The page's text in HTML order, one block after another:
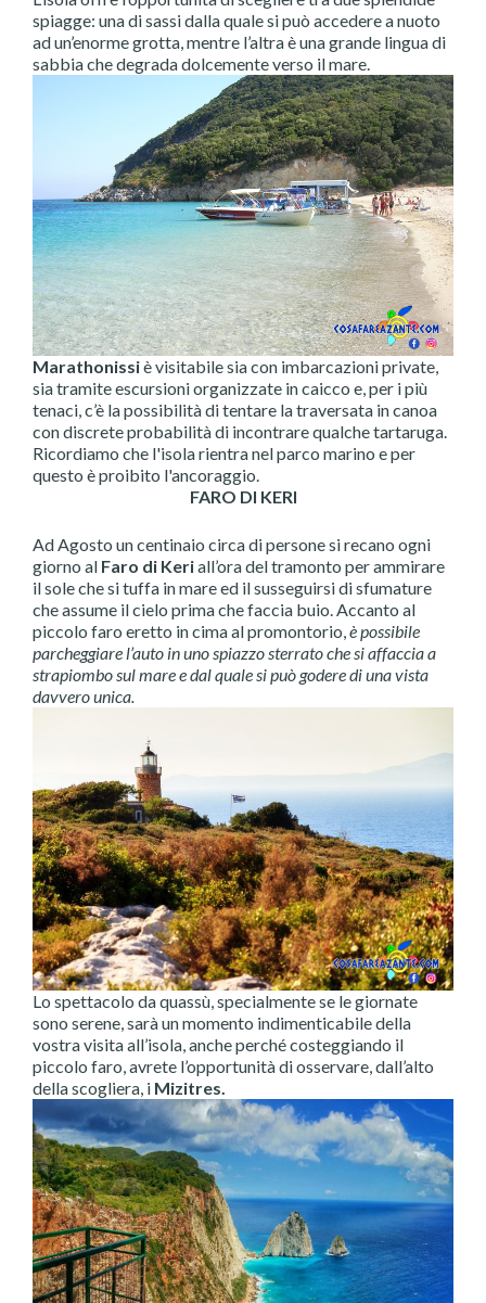
spiagge: una di sassi dalla quale si può accedere a nuoto
ad un’enorme grotta, mentre l’altra è una grande lingua di
sabbia che degrada dolcemente verso il mare.
Marathonissiè visitabile sia con imbarcazioni private,
sia tramite escursioni organizzate in caicco e, per i più
tenaci, c’è la possibilità di tentare la traversata in canoa
con discrete probabilità di incontrare qualche tartaruga.
Ricordiamo che l'isola rientra nel parco marino e per
questo è proibito l'ancoraggio.
FARO DI KERI
Ad Agosto un centinaio circa di persone si recano ogni
giorno al Faro di Keriall’ora del tramonto per ammirare
il sole che si tuffa in mare ed il susseguirsi di sfumature
che assume il cielo prima che faccia buio. Accanto al
piccolo faro eretto in cima al promontorio, è possibile
parcheggiare l’auto in uno spiazzo sterrato che si affaccia a
strapiombo sul mare e dal quale si può godere di una vista
davvero unica.
Lo spettacolo da quassù, specialmente se le giornate
sono serene, sarà un momento indimenticabile della
vostra visita all’isola, anche perché costeggiando il
piccolo faro, avrete l’opportunità di osservare, dall’alto
della scogliera, i Mizitres.